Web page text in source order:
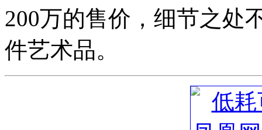
200万的售价，细节之处
件艺术品。